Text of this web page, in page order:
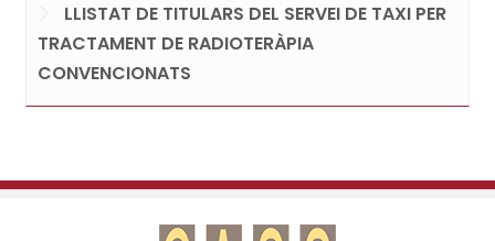
LLISTAT DE TITULARS DEL SERVEI DE TAXI PER
TRACTAMENT DE RADIOTERÀPIA
CONVENCIONATS